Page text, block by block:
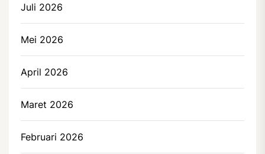
Juli 2026
Mei 2026
April 2026
Maret 2026
Februari 2026